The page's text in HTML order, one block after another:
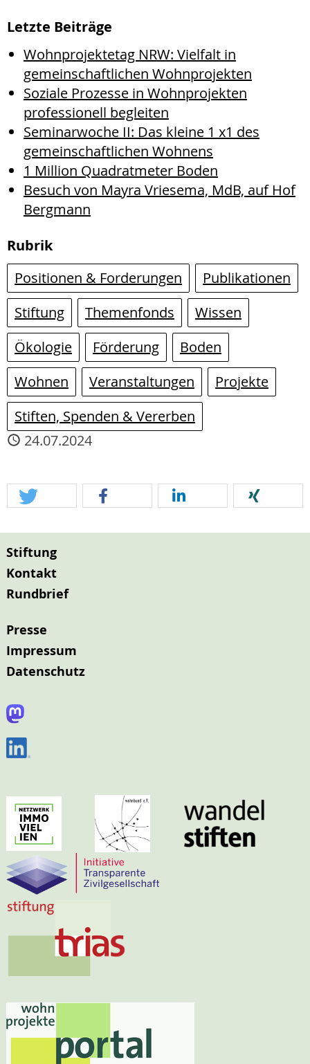
Letzte Beiträge
Wohnprojektetag NRW: Vielfalt in
gemeinschaftlichen Wohnprojekten
Soziale Prozesse in Wohnprojekten
professionell begleiten
Seminarwoche II: Das kleine 1 x1 des
gemeinschaftlichen Wohnens
1 Million Quadratmeter Boden
Besuch von Mayra Vriesema, MdB, auf Hof
Bergmann
Rubrik
Positionen & Forderungen
Publikationen
Stiftung
Themenfonds
Wissen
Ökologie
Förderung
Boden
Wohnen
Veranstaltungen
Projekte
Stiften, Spenden & Vererben
24.07.2024
Stiftung
Kontakt
Rundbrief
Presse
Impressum
Datenschutz